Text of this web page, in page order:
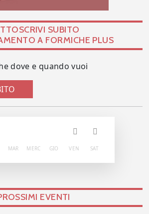
SUBITO
A FORMICHE PLUS
dove e quando vuoi
MAR MERC GIO VEN SAT
EVENTI